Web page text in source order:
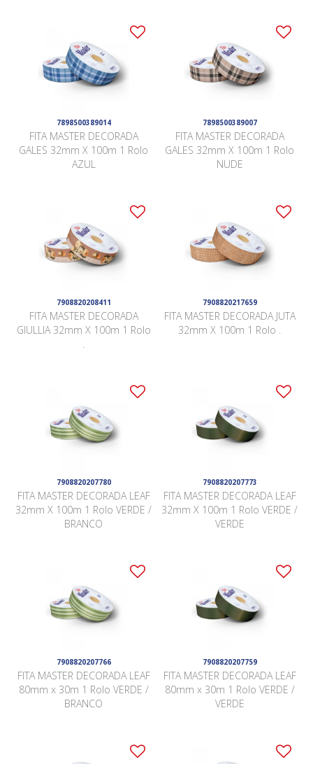
7898500389014
FITA MASTER DECORADA
GALES 32mm X 100m 1 Rolo
AZUL
7898500389007
FITA MASTER DECORADA
GALES 32mm X 100m 1 Rolo
NUDE
7908820208411
FITA MASTER DECORADA
GIULLIA 32mm X 100m 1 Rolo
.
7908820217659
FITA MASTER DECORADA JUTA
32mm X 100m 1 Rolo .
7908820207780
FITA MASTER DECORADA LEAF
32mm X 100m 1 Rolo VERDE /
BRANCO
7908820207773
FITA MASTER DECORADA LEAF
32mm X 100m 1 Rolo VERDE /
VERDE
7908820207766
FITA MASTER DECORADA LEAF
80mm x 30m 1 Rolo VERDE /
BRANCO
7908820207759
FITA MASTER DECORADA LEAF
80mm x 30m 1 Rolo VERDE /
VERDE